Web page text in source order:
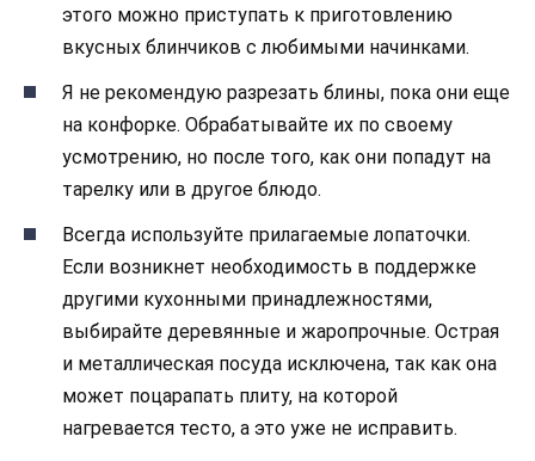
этого можно приступать к приготовлению
вкусных блинчиков с любимыми начинками.
Я не рекомендую разрезать блины, пока они еще
на конфорке. Обрабатывайте их по своему
усмотрению, но после того, как они попадут на
тарелку или в другое блюдо.
Всегда используйте прилагаемые лопаточки.
Если возникнет необходимость в поддержке
другими кухонными принадлежностями,
выбирайте деревянные и жаропрочные. Острая
и металлическая посуда исключена, так как она
может поцарапать плиту, на которой
нагревается тесто, а это уже не исправить.